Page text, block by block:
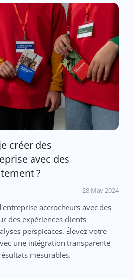
créer des
avec des
?
28 May 2024
accrocheurs avec des
des expériences clients
perspicaces. Élevez votre
une intégration transparente
mesurables.